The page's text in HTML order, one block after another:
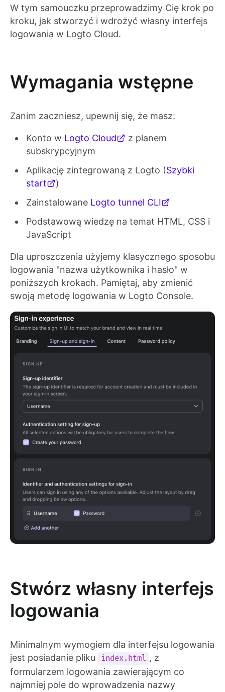
W tym samouczku przeprowadzimy Cię krok po
kroku, jak stworzyć i wdrożyć własny interfejs
logowania w Logto Cloud.
Wymagania wstępne
Zanim zaczniesz, upewnij się, że masz:
Konto w Logto Cloud
z planem
subskrypcyjnym
Aplikację zintegrowaną z Logto (Szybki
start
)
Zainstalowane Logto tunnel CLI
Podstawową wiedzę na temat HTML, CSS i
JavaScript
Dla uproszczenia użyjemy klasycznego sposobu
logowania "nazwa użytkownika i hasło" w
poniższych krokach. Pamiętaj, aby zmienić
swoją metodę logowania w Logto Console.
Stwórz własny interfejs
logowania
Minimalnym wymogiem dla interfejsu logowania
jest posiadanie pliku
index.html , z
formularzem logowania zawierającym co
najmniej pole do wprowadzenia nazwy